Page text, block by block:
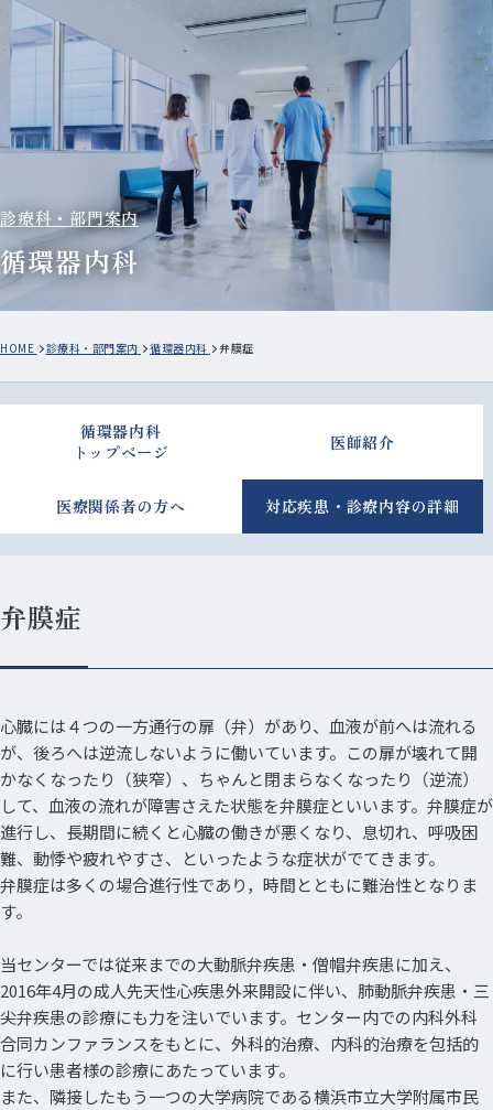
診療科・部門案内
循環器内科
HOME 診療科・部門案内 循環器内科 弁膜症
循環器内科
トップページ
医師紹介
医療関係者の方へ 対応疾患・診療内容の詳細
弁膜症
心臓には４つの一方通行の扉（弁）があり、血液が前へは流れる
が、後ろへは逆流しないように働いています。この扉が壊れて開
かなくなったり（狭窄）、ちゃんと閉まらなくなったり（逆流）
して、血液の流れが障害さえた状態を弁膜症といいます。弁膜症が
進行し、長期間に続くと心臓の働きが悪くなり、息切れ、呼吸困
難、動悸や疲れやすさ、といったような症状がでてきます。
弁膜症は多くの場合進行性であり，時間とともに難治性となりま
す。
当センターでは従来までの大動脈弁疾患・僧帽弁疾患に加え、
2016年4月の成人先天性心疾患外来開設に伴い、肺動脈弁疾患・三
尖弁疾患の診療にも力を注いでいます。センター内での内科外科
合同カンファランスをもとに、外科的治療、内科的治療を包括的
に行い患者様の診療にあたっています。
また、隣接したもう一つの大学病院である横浜市立大学附属市民